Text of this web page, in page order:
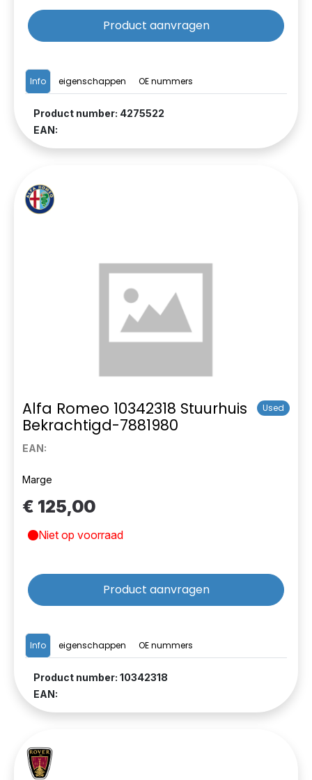
Info eigenschappen OE nummers
Product number: 4275522
EAN:
Product aanvragen
Alfa Romeo 10342318 Stuurhuis
Bekrachtigd-7881980
Used
EAN:
Info eigenschappen OE nummers
Product number: 10342318
EAN:
Marge
€ 125,00
Niet op voorraad
Product aanvragen